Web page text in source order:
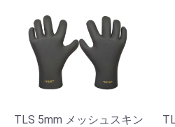
TLS 5mm メッシュスキン